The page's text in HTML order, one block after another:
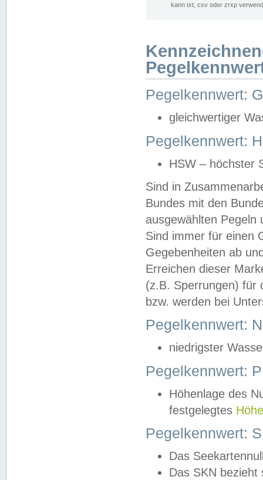
kann txt, csv oder zrxp
Pegelkennwert:
gleichwertiger
Pegelkennwert:
HSW – höchster
Sind in
Bundes mit den
ausgewählten
Sind immer für einen
Gegebenheiten ab
Erreichen dieser
(z.B. Sperrungen) für
bzw. werden bei
Pegelkennwert:
niedrigster
Pegelkennwert:
Höhenlage des
festgelegtes
Pegelkennwert:
Das
Das SKN